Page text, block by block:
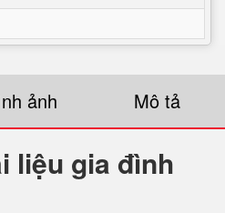
ảnh Mô tả
liệu gia đình